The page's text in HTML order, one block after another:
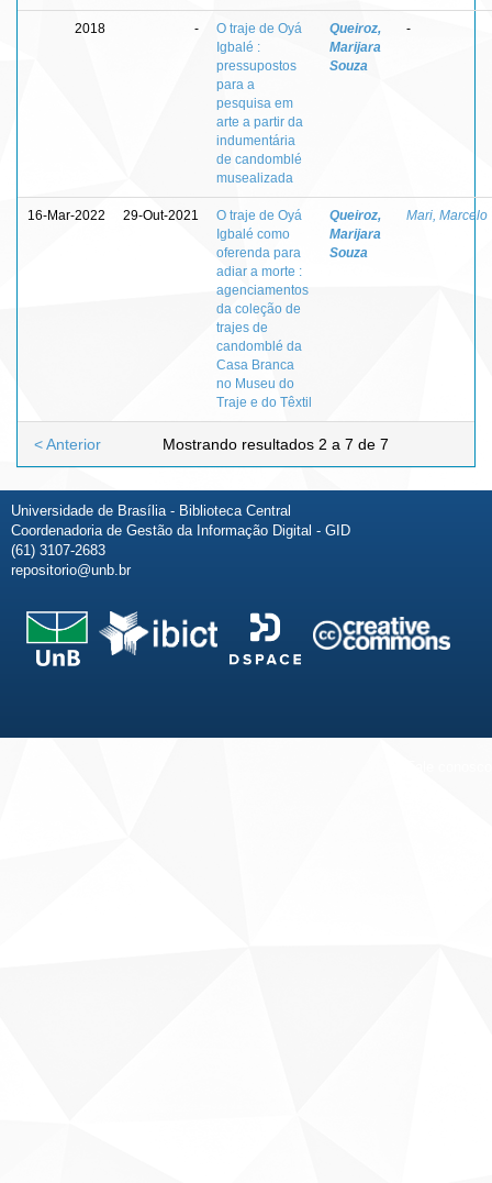
2018 -
O traje de Oyá
Igbalé :
pressupostos
para a
pesquisa em
arte a partir da
indumentária
de candomblé
musealizada
Queiroz,
Marijara
Souza
-
16-Mar-2022 29-Out-2021
O traje de Oyá
Igbalé como
oferenda para
adiar a morte :
agenciamentos
da coleção de
trajes de
candomblé da
Casa Branca
no Museu do
Traje e do Têxtil
Queiroz,
Marijara
Souza
Mari, Marcelo
Mostrando resultados 2 a 7 de 7
< Anterior
Universidade de Brasília - Biblioteca Central
Coordenadoria de Gestão da Informação Digital - GID
(61) 3107-2683
repositorio@unb.br